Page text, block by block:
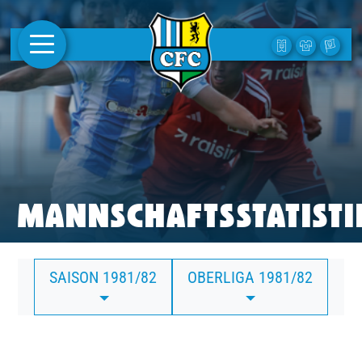
AKTUELLES
1. MANNSCHAFT
FRAUEN
CAMPUS
CLUB
CLUBMITGLIEDSCHAFT
BUSINESS
SAISON 1981/82 OBERLIGA 1981/82